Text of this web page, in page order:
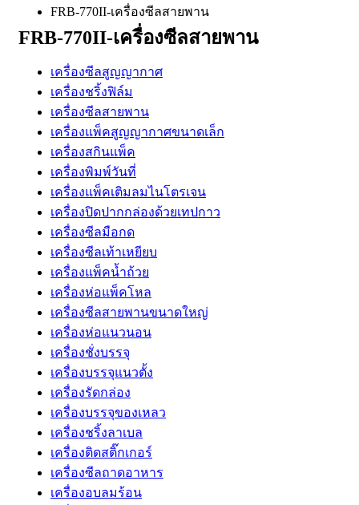
FRB-770II-เครื่องซีลสายพาน
FRB-770II-เครื่องซีลสายพาน
เครื่องซีลสูญญากาศ
เครื่องชริ้งฟิล์ม
เครื่องซีลสายพาน
เครื่องแพ็คสูญญากาศขนาดเล็ก
เครื่องสกินแพ็ค
เครื่องพิมพ์วันที่
เครื่องแพ็คเติมลมไนโตรเจน
เครื่องปิดปากกล่องด้วยเทปกาว
เครื่องซีลมือกด
เครื่องซีลเท้าเหยียบ
เครื่องแพ็คน้ำถ้วย
เครื่องห่อแพ็คโหล
เครื่องซีลสายพานขนาดใหญ่
เครื่องห่อแนวนอน
เครื่องชั่งบรรจุ
เครื่องบรรจุแนวตั้ง
เครื่องรัดกล่อง
เครื่องบรรจุของเหลว
เครื่องชริ้งลาเบล
เครื่องติดสติ๊กเกอร์
เครื่องซีลถาดอาหาร
เครื่องอบลมร้อน